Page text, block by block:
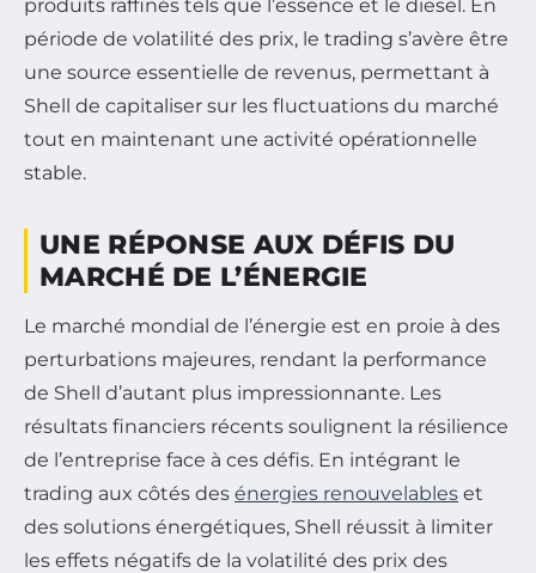
produits raffinés tels que l’essence et le diesel. En
période de volatilité des prix, le trading s’avère être
une source essentielle de revenus, permettant à
Shell de capitaliser sur les fluctuations du marché
tout en maintenant une activité opérationnelle
stable.
UNE RÉPONSE AUX DÉFIS DU
MARCHÉ DE L’ÉNERGIE
Le marché mondial de l’énergie est en proie à des
perturbations majeures, rendant la performance
de Shell d’autant plus impressionnante. Les
résultats financiers récents soulignent la résilience
de l’entreprise face à ces défis. En intégrant le
trading aux côtés des énergies renouvelables et
des solutions énergétiques, Shell réussit à limiter
les effets négatifs de la volatilité des prix des